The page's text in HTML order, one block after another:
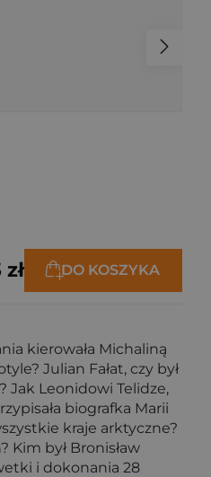
zł DO KOSZYKA
kierowała Michaliną
Julian Fałat, czy był
Jak Leonidowi Telidze,
biografka Marii
kraje arktyczne?
był Bronisław
i dokonania 28